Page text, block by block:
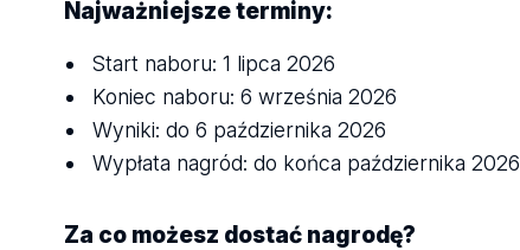
Najważniejsze terminy:
Start naboru: 1 lipca 2026
Koniec naboru: 6 września 2026
Wyniki: do 6 października 2026
Wypłata nagród: do końca października 2026
Za co możesz dostać nagrodę?